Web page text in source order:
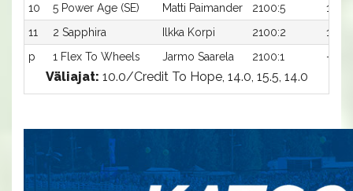
10
5 Power Age (SE) Matti Paimander 2100:5
16,3a
11
2 Sapphira Ilkka Korpi 2100:2
16,4a
p
1 Flex To Wheels Jarmo Saarela 2100:1 -a
Väliajat: 10.0/Credit To Hope, 14.0, 15.5, 14.0